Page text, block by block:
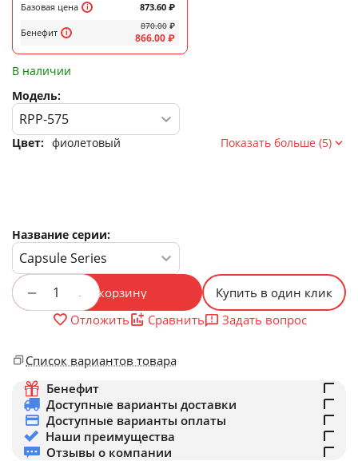
Базовая цена
Бенефит
873.60 ₽
870.00 ₽
866.00₽
В наличии
Модель:
Цвет: фиолетовый Показать больше (5)
Название серии:
+
− В корзину
Купить в один клик
Отложить
Сравнить Задать вопрос
Список вариантов товара
Бенефит
Доступные варианты доставки
Доступные варианты оплаты
Наши преимущества
Отзывы о компании